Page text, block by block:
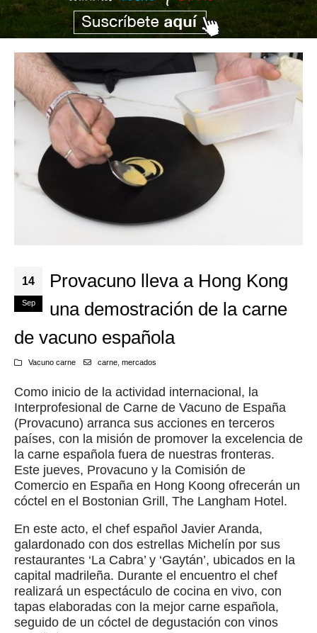
14
Sep
Provacuno lleva a Hong Kong
una demostración de la carne
de vacuno española
Vacuno carne carne, mercados
Como inicio de la actividad internacional, la
Interprofesional de Carne de Vacuno de España
(Provacuno) arranca sus acciones en terceros
países, con la misión de promover la excelencia de
la carne española fuera de nuestras fronteras.
Este jueves, Provacuno y la Comisión de
Comercio en España en Hong Koong ofrecerán un
cóctel en el Bostonian Grill, The Langham Hotel.
En este acto, el chef español Javier Aranda,
galardonado con dos estrellas Michelín por sus
restaurantes ‘La Cabra’ y ‘Gaytán’, ubicados en la
capital madrileña. Durante el encuentro el chef
realizará un espectáculo de cocina en vivo, con
tapas elaboradas con la mejor carne española,
seguido de un cóctel de degustación con vinos